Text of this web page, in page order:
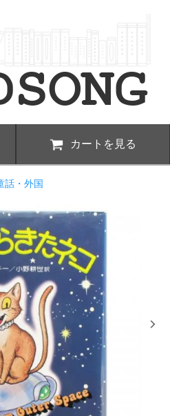
カートを見る
話・外国